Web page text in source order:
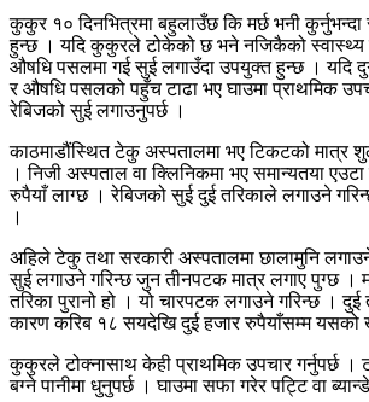
कुकुर १० दिनभित्रमा बहुलाउँछ कि मर्छ भनी
हुन्छ । यदि कुकुरले टोकेको छ भने नजिकैको स्वास्थ्य
औषधि पसलमा गई सुई लगाउँदा उपयुक्त हुन्छ । यदि
र औषधि पसलको पहुँच टाढा भए घाउमा प्राथमिक
रेबिजको सुई लगाउनुपर्छ ।
काठमाडौंस्थित टेकु अस्पतालमा भए टिकटको मात्र
। निजी अस्पताल वा क्लिनिकमा भए समान्यतया
रुपैयाँ लाग्छ । रेबिजको सुई दुई तरिकाले लगाउने
।
अहिले टेकु तथा सरकारी अस्पतालमा छालामुनि
सुई लगाउने गरिन्छ जुन तीनपटक मात्र लगाए पुग्छ ।
तरिका पुरानो हो । यो चारपटक लगाउने गरिन्छ ।
कारण करिब १८ सयदेखि दुई हजार रुपैयाँसम्म यसको
कुकुरले टोक्नासाथ केही प्राथमिक उपचार गर्नुपर्छ ।
बग्ने पानीमा धुनुपर्छ । घाउमा सफा गरेर पट्टि वा